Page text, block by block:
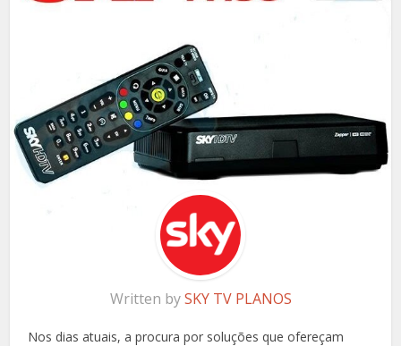
Written bySKY TV PLANOS
Nos dias atuais, a procura por soluções que ofereçam